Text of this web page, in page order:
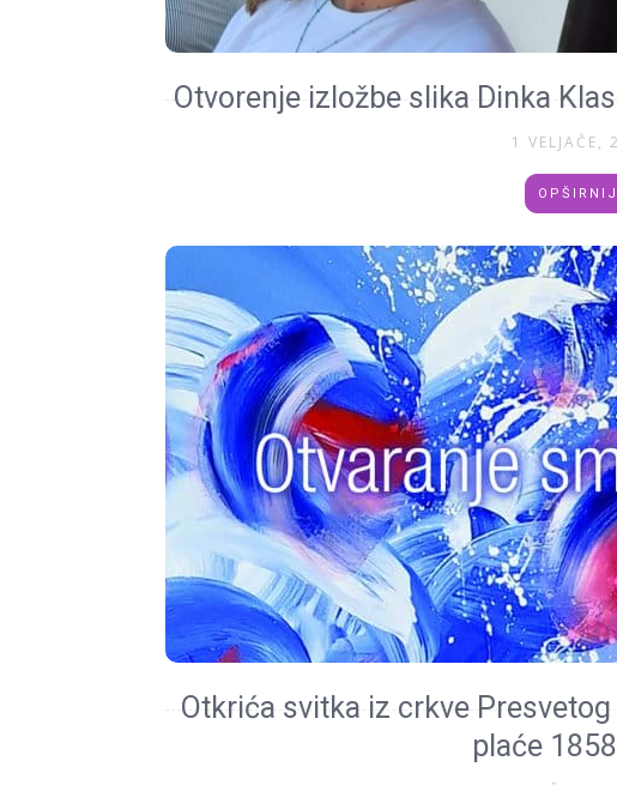
Otvorenje izložbe slika Dinka
1 VELJAČE,
Otkrića svitka iz crkve
plaće